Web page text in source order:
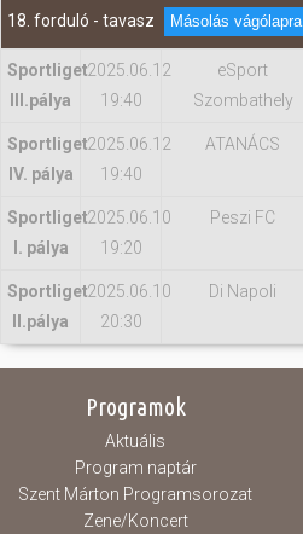
18. forduló - tavasz Másolás vágólapra
Sportliget
IIl.pálya
2025.06.12
19:40
eSport
Szombathely
Sportliget
IV. pálya
2025.06.12
19:40
ATANÁCS
Sportliget
I. pálya
2025.06.10
19:20
Peszi FC
Sportliget
II.pálya
2025.06.10
20:30
Di Napoli
Programok
Aktuális
Program naptár
Szent Márton Programsorozat
Zene/Koncert